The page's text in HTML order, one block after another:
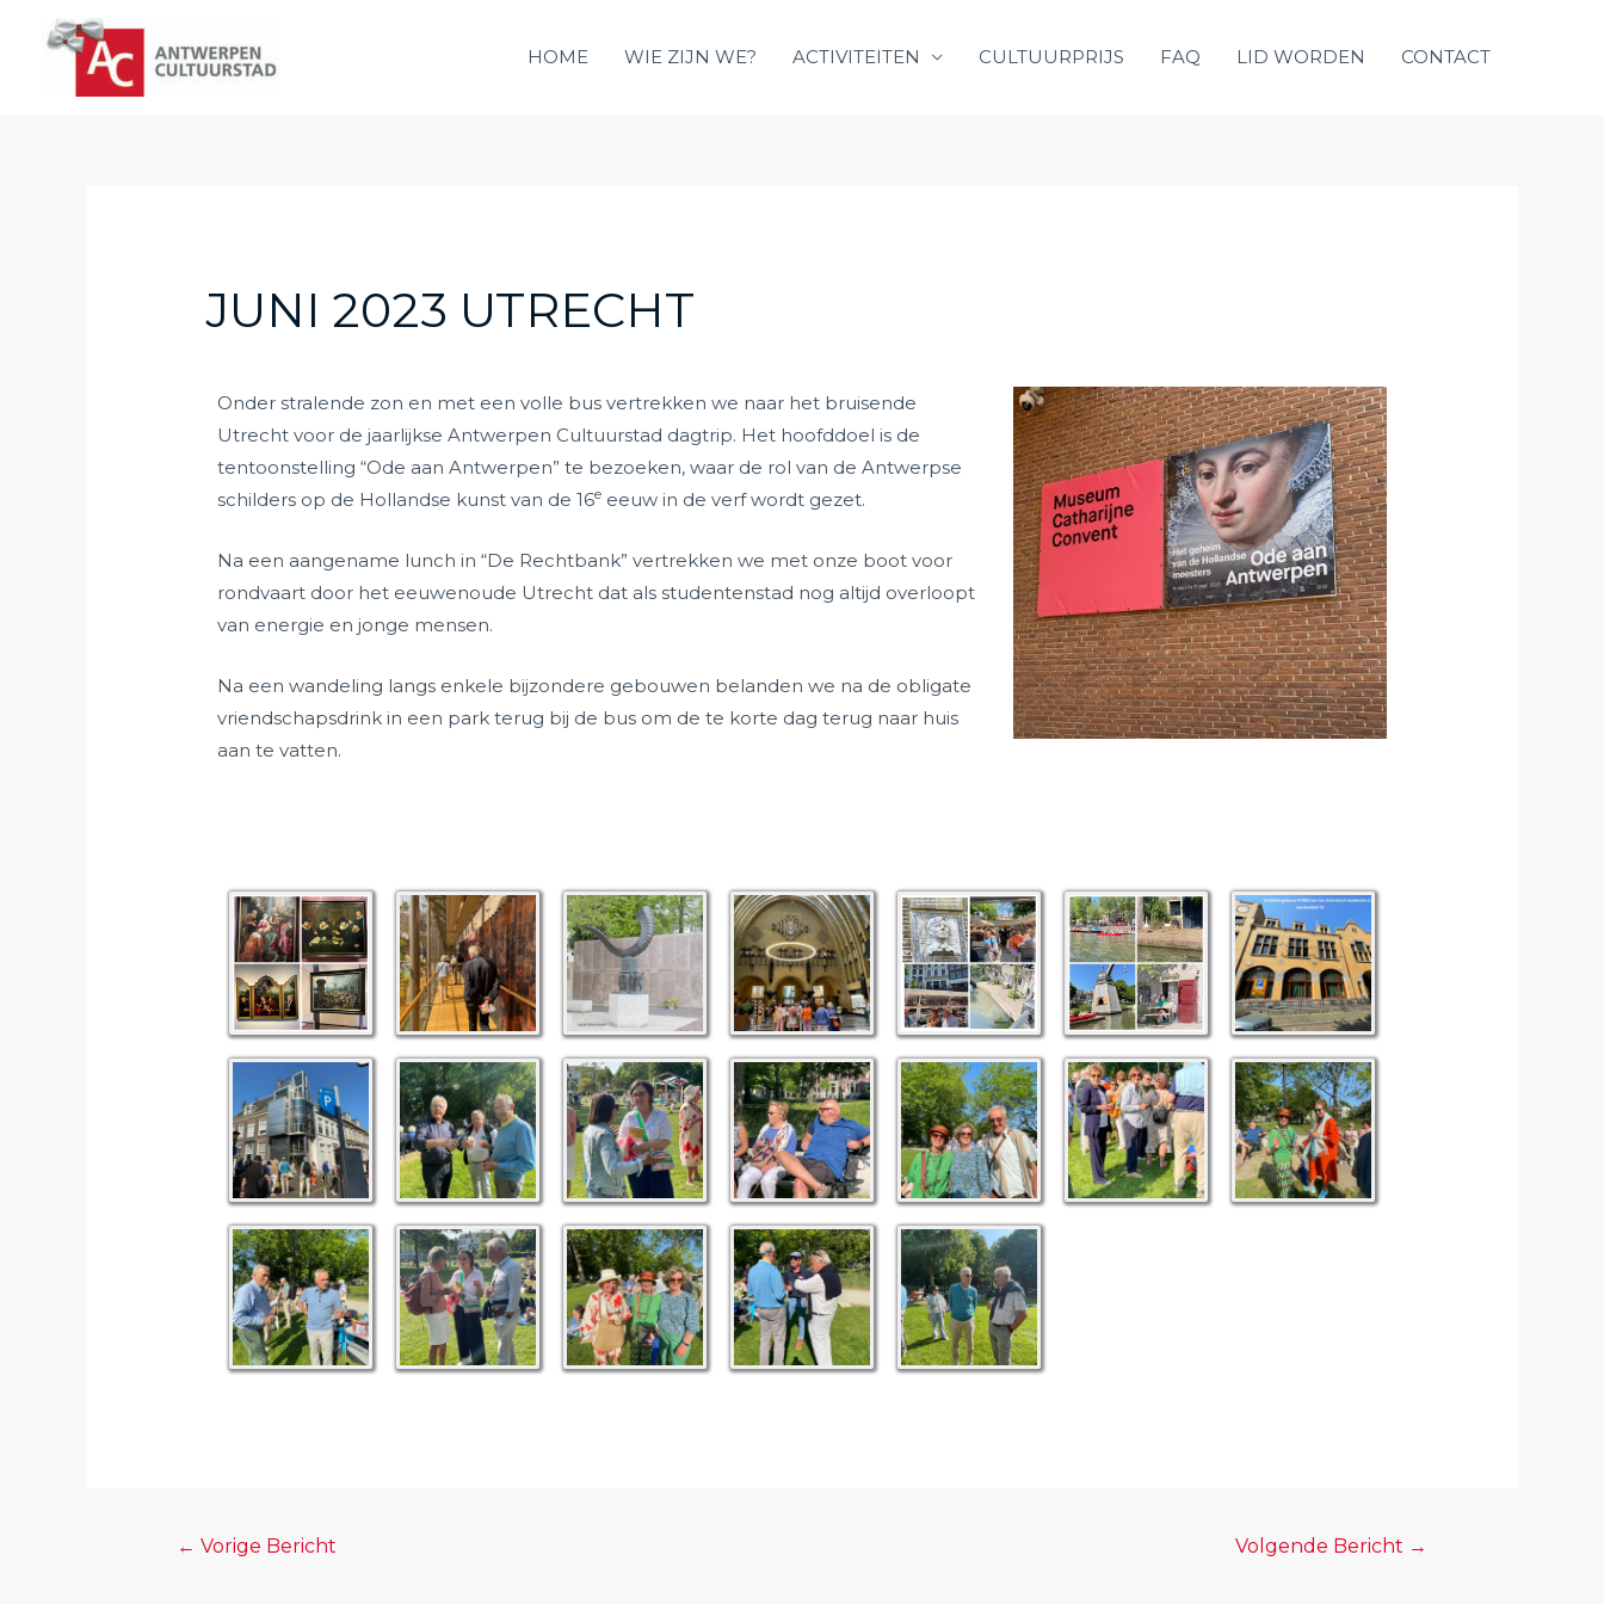
HOME WIE ZIJN WE? ACTIVITEITEN CULTUURPRIJS FAQ LID WORDEN CONTACT
JUNI 2023 UTRECHT
Onder stralende zon en met een volle bus vertrekken we naar het bruisende
Utrecht voor de jaarlijkse Antwerpen Cultuurstad dagtrip. Het hoofddoel is de
tentoonstelling “Ode aan Antwerpen” te bezoeken, waar de rol van de Antwerpse
schilders op de Hollandse kunst van de 16e eeuw in de verf wordt gezet.
Na een aangename lunch in “De Rechtbank” vertrekken we met onze boot voor
rondvaart door het eeuwenoude Utrecht dat als studentenstad nog altijd overloopt
van energie en jonge mensen.
Na een wandeling langs enkele bijzondere gebouwen belanden we na de obligate
vriendschapsdrink in een park terug bij de bus om de te korte dag terug naar huis
aan te vatten.
← Vorige Bericht Volgende Bericht →